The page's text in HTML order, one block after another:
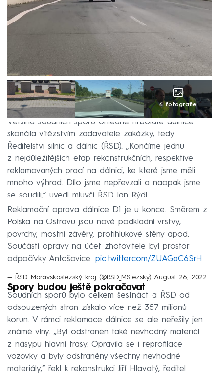
4 fotografie
Většina soudních sporů ohledně hrbolaté dálnice
skončila vítězstvím zadavatele zakázky, tedy
Ředitelství silnic a dálnic (ŘSD). „Končíme jednu
z nejdůležitějších etap rekonstrukčních, respektive
reklamovaných prací na dálnici, ke které jsme měli
mnoho výhrad. Dílo jsme nepřevzali a naopak jsme
se soudili,“ uvedl mluvčí ŘSD Jan Rýdl.
Reklamační oprava dálnice D1 je u konce. Směrem z
Polska na Ostravu jsou nové podkladní vrstvy,
povrchy, mostní závěry, protihlukové stěny apod.
Součástí opravy na účet zhotovitele byl prostor
odpočívky Antošovice. pic.twitter.com/ZUAGaC6SrH
— ŘSD Moravskoslezský kraj (@RSD_MSlezsky) August 26, 2022
Spory budou ještě pokračovat
Soudních sporů bylo celkem šestnáct a ŘSD od
odsouzených stran získalo více než 357 milionů
korun. V rámci reklamace dálnice se ale neřešily jen
známé vlny. „Byl odstraněn také nevhodný materiál
z násypu hlavní trasy. Opravila se i reprofilace
vozovky a byly odstraněny všechny nevhodné
materiály,“ řekl k rekonstrukci Jiří Hlavatý, ředitel